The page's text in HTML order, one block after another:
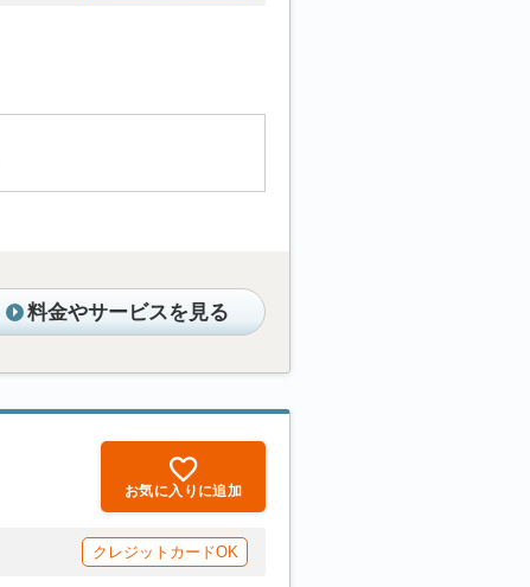
料金やサービスを見る
お気に入りに追加
クレジットカードOK